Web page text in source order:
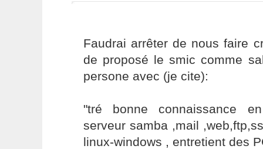
Faudrai arrêter de nous faire
de proposé le smic comme
persone avec (je cite):
"tré bonne connaissance
serveur samba ,mail
linux-windows , entretient des